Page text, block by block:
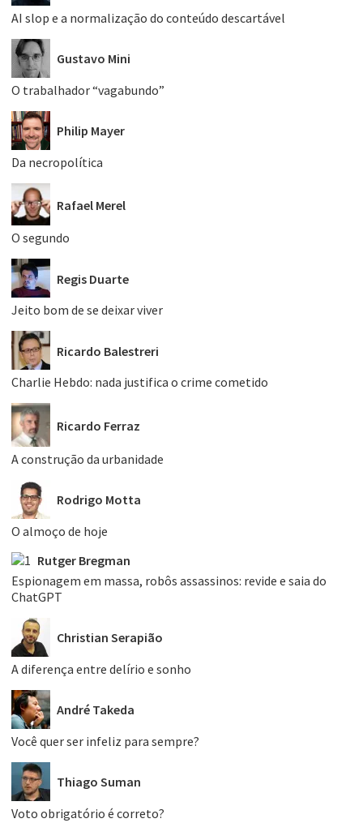
AI slop e a normalização do conteúdo descartável
Gustavo Mini
O trabalhador “vagabundo”
Philip Mayer
Da necropolítica
Rafael Merel
O segundo
Regis Duarte
Jeito bom de se deixar viver
Ricardo Balestreri
Charlie Hebdo: nada justifica o crime cometido
Ricardo Ferraz
A construção da urbanidade
Rodrigo Motta
O almoço de hoje
Rutger Bregman
Espionagem em massa, robôs assassinos: revide e saia do
ChatGPT
Christian Serapião
A diferença entre delírio e sonho
André Takeda
Você quer ser infeliz para sempre?
Thiago Suman
Voto obrigatório é correto?